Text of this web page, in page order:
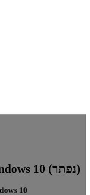
תקן צג שני שלא זוהה ב- Windows 10 (נפתר)
10